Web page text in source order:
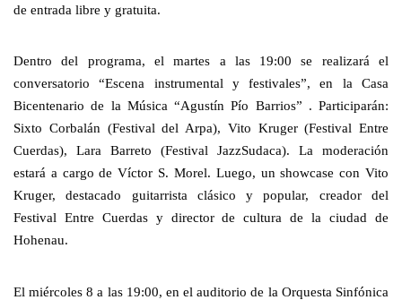
de entrada libre y gratuita.
Dentro del programa, el martes a las 19:00 se realizará el
conversatorio “Escena instrumental y festivales”, en la Casa
Bicentenario de la Música “Agustín Pío Barrios” . Participarán:
Sixto Corbalán (Festival del Arpa), Vito Kruger (Festival Entre
Cuerdas), Lara Barreto (Festival JazzSudaca). La moderación
estará a cargo de Víctor S. Morel. Luego, un showcase con Vito
Kruger, destacado guitarrista clásico y popular, creador del
Festival Entre Cuerdas y director de cultura de la ciudad de
Hohenau.
El miércoles 8 a las 19:00, en el auditorio de la Orquesta Sinfónica